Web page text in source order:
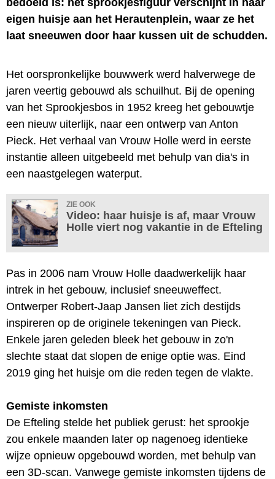
eigen huisje aan het Herautenplein, waar ze het
laat sneeuwen door haar kussen uit de schudden.
Het oorspronkelijke bouwwerk werd halverwege de
jaren veertig gebouwd als schuilhut. Bij de opening
van het Sprookjesbos in 1952 kreeg het gebouwtje
een nieuw uiterlijk, naar een ontwerp van Anton
Pieck. Het verhaal van Vrouw Holle werd in eerste
instantie alleen uitgebeeld met behulp van dia's in
een naastgelegen waterput.
ZIE OOK
Video: haar huisje is af, maar Vrouw
Holle viert nog vakantie in de Efteling
Pas in 2006 nam Vrouw Holle daadwerkelijk haar
intrek in het gebouw, inclusief sneeuweffect.
Ontwerper Robert-Jaap Jansen liet zich destijds
inspireren op de originele tekeningen van Pieck.
Enkele jaren geleden bleek het gebouw in zo'n
slechte staat dat slopen de enige optie was. Eind
2019 ging het huisje om die reden tegen de vlakte.
Gemiste inkomsten
De Efteling stelde het publiek gerust: het sprookje
zou enkele maanden later op nagenoeg identieke
wijze opnieuw opgebouwd worden, met behulp van
een 3D-scan. Vanwege gemiste inkomsten tijdens de